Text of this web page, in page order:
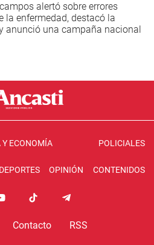
alertó sobre errores
la enfermedad, destacó la
anunció una campaña nacional
ECONOMÍA POLICIALES
DEPORTES OPINIÓN CONTENIDOS
Contacto RSS